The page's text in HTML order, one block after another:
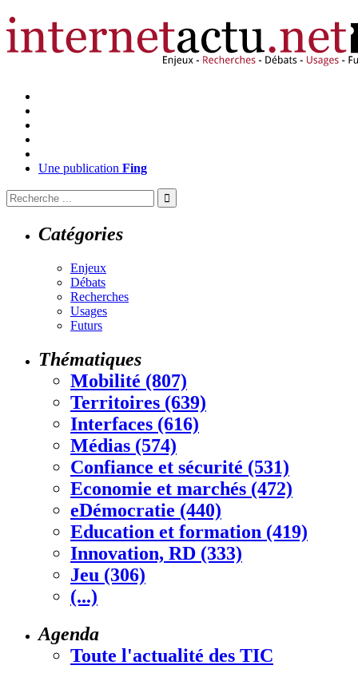
Une publication Fing
Catégories
Enjeux
Débats
Recherches
Usages
Futurs
Thématiques
Mobilité (807)
Territoires (639)
Interfaces (616)
Médias (574)
Confiance et sécurité (531)
Economie et marchés (472)
eDémocratie (440)
Education et formation (419)
Innovation, RD (333)
Jeu (306)
(...)
Agenda
Toute l'actualité des TIC